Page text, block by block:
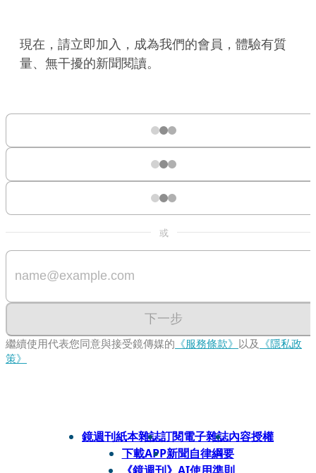
現在，請立即加入，成為我們的會員，體驗有質
量、無干擾的新聞閱讀。
或
下一步
繼續使用代表您同意與接受鏡傳媒的 《服務條款》 以及 《隱私政
策》
鏡週刊紙本雜誌訂閱電子雜誌內容授權
下載APP新聞自律綱要